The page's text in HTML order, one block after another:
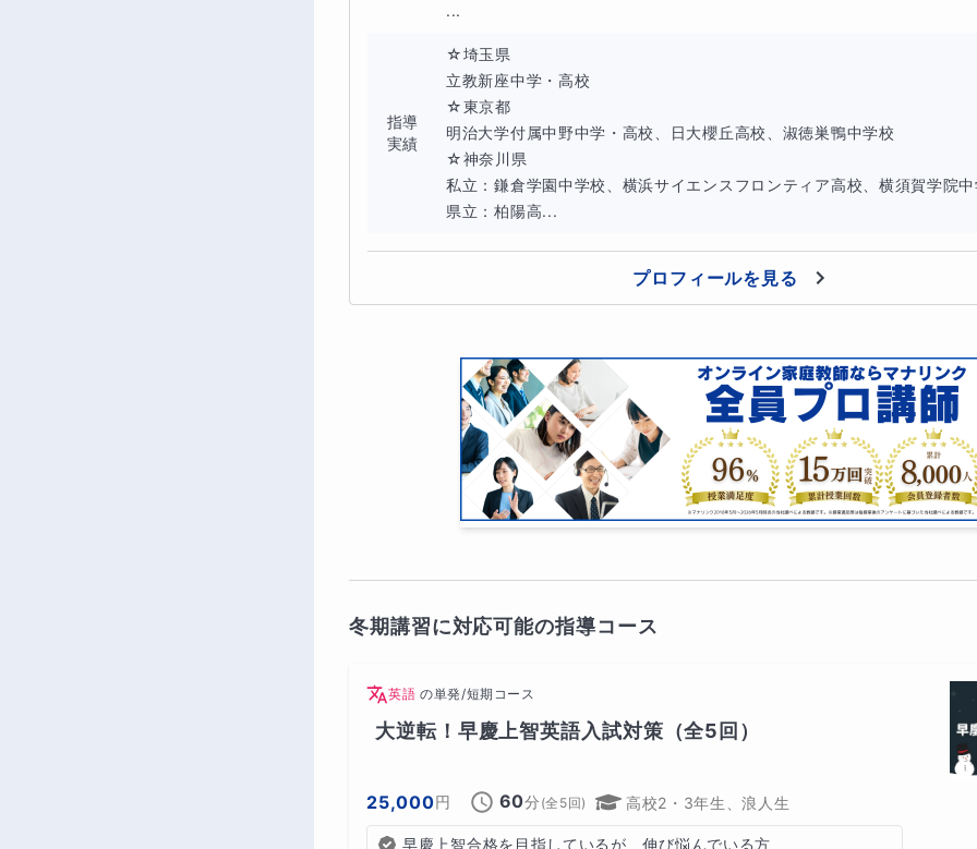
...
指導
実績
☆埼玉県
立教新座中学・高校
☆東京都
明治大学付属中野中学・高校、日大櫻丘高校、淑徳巣鴨中学校
☆神奈川県
私立：鎌倉学園中学校、横浜サイエンスフロンティア高校、横須賀学院中
県立：柏陽高...
プロフィールを見る
冬期講習に対応可能の指導コース
英語 の単発/短期コース
大逆転！早慶上智英語入試対策（全5回）
25,000円 60分 (全 5回) 高校2・3年生、浪人生
早慶上智合格を目指しているが、伸び悩んでいる方